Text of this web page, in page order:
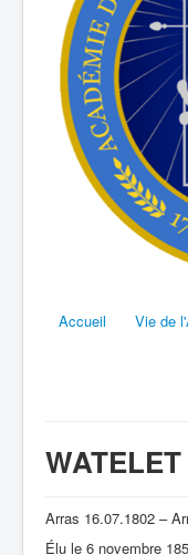
Accueil Vie de
Arras 16.07.1802 –
Élu le 6 novembre